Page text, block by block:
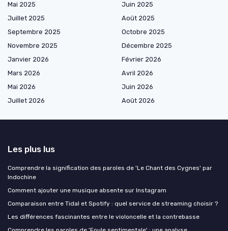
Mai 2025
Juin 2025
Juillet 2025
Août 2025
Septembre 2025
Octobre 2025
Novembre 2025
Décembre 2025
Janvier 2026
Février 2026
Mars 2026
Avril 2026
Mai 2026
Juin 2026
Juillet 2026
Août 2026
Les plus lus
Comprendre la signification des paroles de 'Le Chant des Cygnes' par
Indochine
Comment ajouter une musique absente sur Instagram
Comparaison entre Tidal et Spotify : quel service de streaming choisir ?
Les différences fascinantes entre le violoncelle et la contrebasse